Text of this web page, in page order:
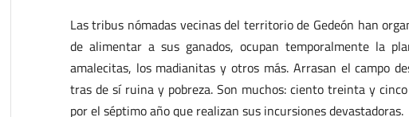
Las tribus nómadas vecinas del territorio de Gedeón han
de alimentar a sus ganados, ocupan temporalmente la
amalecitas, los madianitas y otros más. Arrasan el campo
tras de sí ruina y pobreza. Son muchos: ciento treinta y
por el séptimo año que realizan sus incursiones devastadoras.